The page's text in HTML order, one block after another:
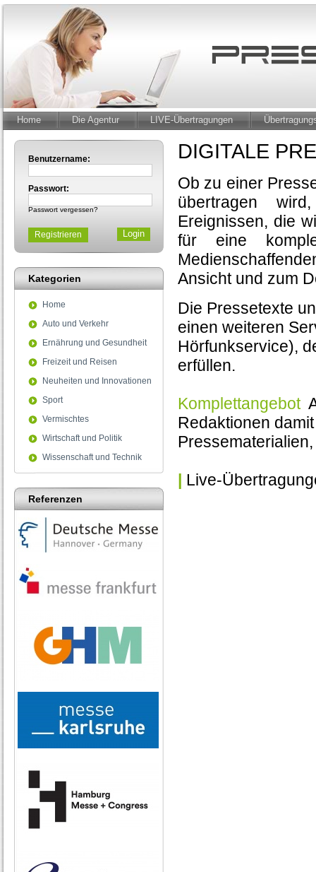
Home Die Agentur LIVE-Übertragungen
Benutzername:
Passwort:
Passwort vergessen?
Registrieren
Kategorien
Home
Auto und Verkehr
Ernährung und Gesundheit
Freizeit und Reisen
Neuheiten und Innovationen
Sport
Vermischtes
Wirtschaft und Politik
Wissenschaft und Technik
Referenzen
DIGITALE
Ob zu einer
übertragen
Ereignissen, die
für eine
Ansicht und zum
Die Pressetexte
einen weiteren
Hörfunkservice),
erfüllen.
Komplettangebot
Redaktionen
| Live-